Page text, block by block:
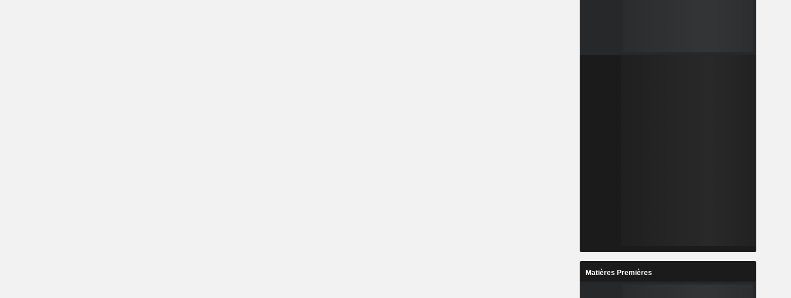
Matières Premières